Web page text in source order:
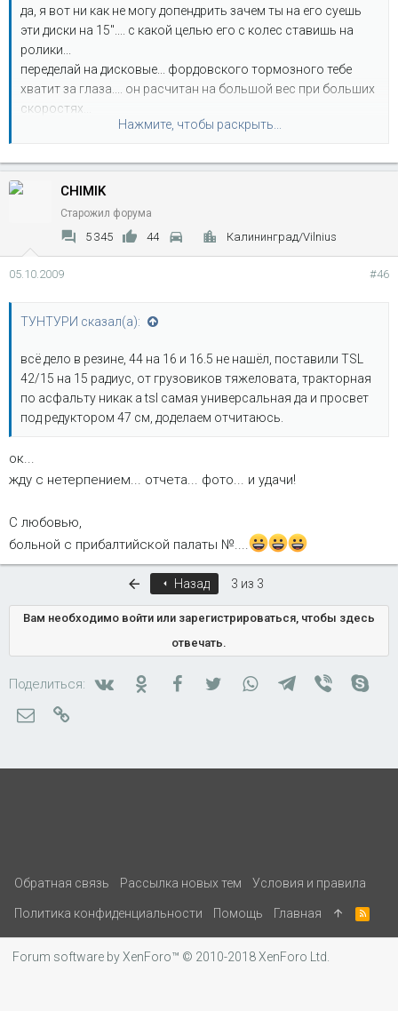
да, я вот ни как не могу допендрить зачем ты на его суешь
эти диски на 15".... с какой целью его с колес ставишь на
ролики...
переделай на дисковые... фордовского тормозного тебе
хватит за глаза.... он расчитан на большой вес при больших
скоростях...
42/15 на 15 радиус, от грузовиков тяжеловата, тракторная
по асфальту никак а tsl самая универсальная да и просвет
под редуктором 47 см, доделаем отчитаюсь.
Нажмите, чтобы раскрыть...
CHIMIK
Старожил форума
5 345 44 Калининград/Vilnius
05.10.2009 #46
ТУНТУРИ сказал(а):
всё дело в резине, 44 на 16 и 16.5 не нашёл, поставили TSL
42/15 на 15 радиус, от грузовиков тяжеловата, тракторная
по асфальту никак а tsl самая универсальная да и просвет
под редуктором 47 см, доделаем отчитаюсь.
ок...
жду с нетерпением... отчета... фото... и удачи!
С любовью,
больной с прибалтийской палаты №....
ПервыйНазад 3 из 3
Вам необходимо войти или зарегистрироваться, чтобы здесь
отвечать.
Поделиться: ВконтактеОдноклассники
FacebookTwitterWhatsAppTelegram
Viber
Электронная почта
Обратная связь Рассылка новых тем Условия и правила
Политика конфиденциальности Помощь Главная
R
S
Forum software by XenForo™ © 2010-2018 XenForo Ltd.